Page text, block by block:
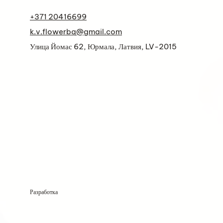
+371 20416699
k.v.flowerbq@gmail.com
Улица Йомас 62, Юрмала, Латвия, LV-2015
Разработка